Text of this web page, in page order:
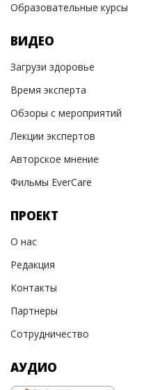
Образовательные курсы
ВИДЕО
Загрузи здоровье
Время эксперта
Обзоры с мероприятий
Лекции экспертов
Авторское мнение
Фильмы EverCare
ПРОЕКТ
О нас
Редакция
Контакты
Партнеры
Сотрудничество
АУДИО